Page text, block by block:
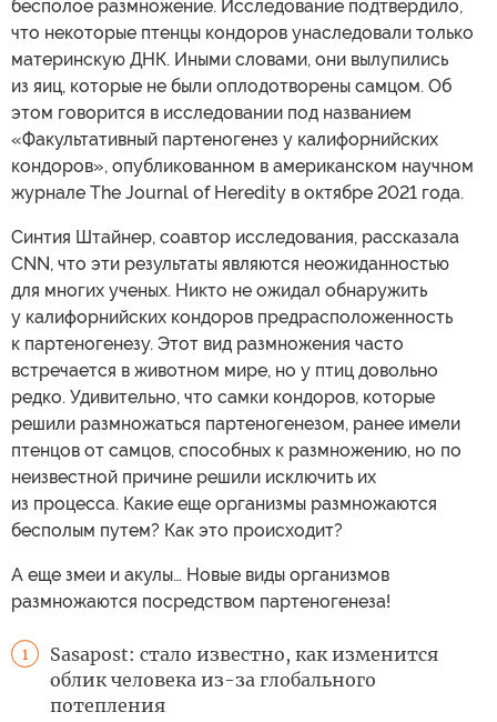
бесполое размножение. Исследование подтвердило,
что некоторые птенцы кондоров унаследовали только
материнскую ДНК. Иными словами, они вылупились
из яиц, которые не были оплодотворены самцом. Об
этом говорится в исследовании под названием
«Факультативный партеногенез у калифорнийских
кондоров», опубликованном в американском научном
журнале The Journal of Heredity в октябре 2021 года.
Синтия Штайнер, соавтор исследования, рассказала
CNN, что эти результаты являются неожиданностью
для многих ученых. Никто не ожидал обнаружить
у калифорнийских кондоров предрасположенность
к партеногенезу. Этот вид размножения часто
встречается в животном мире, но у птиц довольно
редко. Удивительно, что самки кондоров, которые
решили размножаться партеногенезом, ранее имели
птенцов от самцов, способных к размножению, но по
неизвестной причине решили исключить их
из процесса. Какие еще организмы размножаются
бесполым путем? Как это происходит?
А еще змеи и акулы… Новые виды организмов
размножаются посредством партеногенеза!
1
Sasapost: стало известно, как изменится
облик человека из-за глобального
потепления